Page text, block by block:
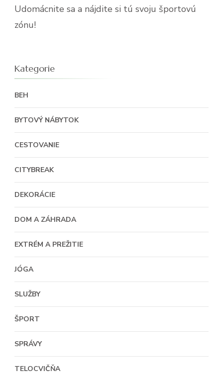
Udomácnite sa a nájdite si tú svoju športovú
zónu!
Kategorie
BEH
BYTOVÝ NÁBYTOK
CESTOVANIE
CITYBREAK
DEKORÁCIE
DOM A ZÁHRADA
EXTRÉM A PREŽITIE
JÓGA
SLUŽBY
ŠPORT
SPRÁVY
TELOCVIČŇA